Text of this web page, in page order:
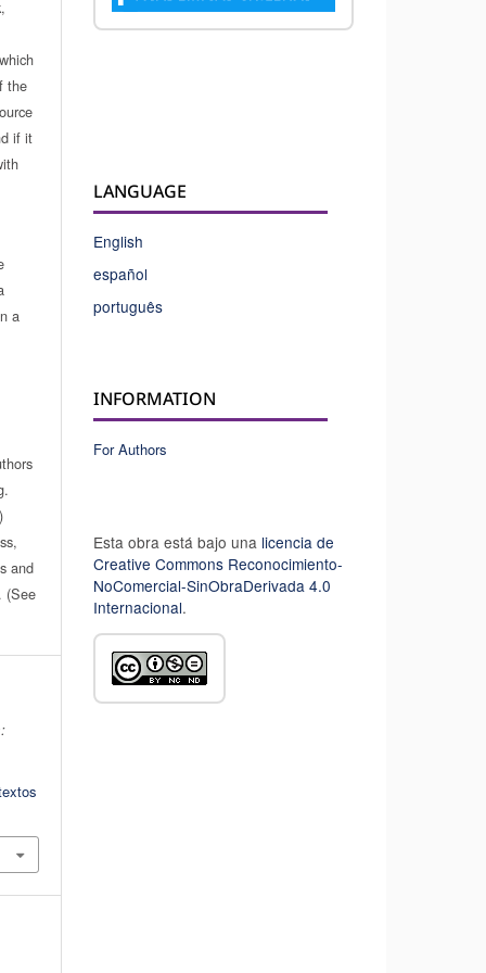
the
if it
a
and
(See
LANGUAGE
English
español
português
INFORMATION
For Authors
Esta obra está bajo una licencia de
Creative Commons Reconocimiento-
NoComercial-SinObraDerivada 4.0
Internacional.